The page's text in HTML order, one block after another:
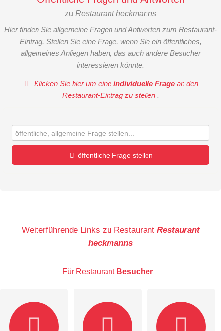
zu Restaurant heckmanns
Hier finden Sie allgemeine Fragen und Antworten zum Restaurant-
Eintrag. Stellen Sie eine Frage, wenn Sie ein öffentliches,
allgemeines Anliegen haben, das auch andere Besucher
interessieren könnte.
Klicken Sie hier um eineindividuelle Frage an den
Restaurant-Eintrag zu stellen .
öffentliche Frage stellen
Weiterführende Links zu Restaurant Restaurant
heckmanns
Für Restaurant Besucher